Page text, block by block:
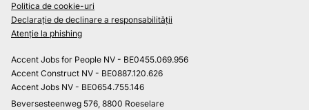
Politica de cookie-uri
Declarație de declinare a responsabilității
Atenție la phishing
Accent Jobs for People NV - BE0455.069.956
Accent Construct NV - BE0887.120.626
Accent Jobs NV - BE0654.755.146
Beversesteenweg 576, 8800 Roeselare